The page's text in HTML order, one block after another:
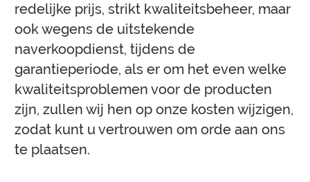
redelijke prijs, strikt kwaliteitsbeheer, maar
ook wegens de uitstekende
naverkoopdienst, tijdens de
garantieperiode, als er om het even welke
kwaliteitsproblemen voor de producten
zijn, zullen wij hen op onze kosten wijzigen,
zodat kunt u vertrouwen om orde aan ons
te plaatsen.